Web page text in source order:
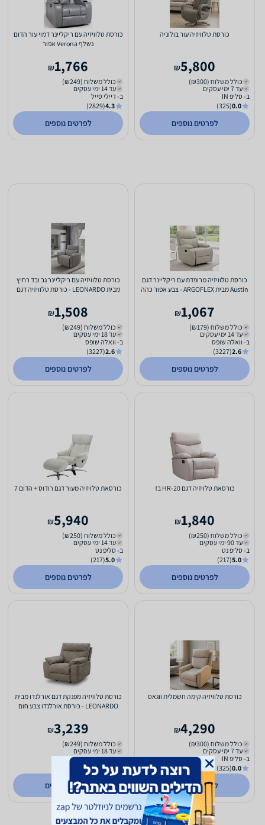
כורסת טלוויזיה עור בולוניה
5,800
₪
כולל משלוח (₪300)
עד 7 ימי עסקים
ב- סליפ IN
0.0
(325)
לפרטים נוספים
כורסת טלוויזיה עם ריקליינר דמוי עור הדום
נשלף Verona אפור
1,766
₪
כולל משלוח (₪249)
עד 14 ימי עסקים
ב- דיילי סייל
4.3
(2829)
לפרטים נוספים
כורסת טלוויזיה מרופדת עם ריקליינר דגם
Austin מבית ARGOFLEX - צבע אפור כהה
1,067
₪
כולל משלוח (₪179)
עד 14 ימי עסקים
ב- וואלה שופס
2.6
(3227)
לפרטים נוספים
כורסת טלוויזיה עם ריקליינר גב ובד רחיץ
מבית LEONARDO - כורסת טלוויזיה דגם
1,508
₪
כולל משלוח (₪249)
עד 18 ימי עסקים
ב- וואלה שופס
2.6
(3227)
לפרטים נוספים
כורסאת טלויזיה דגם HR-20 בז
1,840
₪
כולל משלוח (₪250)
עד 90 ימי עסקים
ב- סליפ נט
5.0
(217)
לפרטים נוספים
כורסאת טלויזיה מעור דגם רודוס + הדום 7
5,940
₪
כולל משלוח (₪250)
עד 14 ימי עסקים
ב- סליפ נט
5.0
(217)
לפרטים נוספים
כורסת טלוויזיה קימה חשמלית ווגאס
4,290
₪
כולל משלוח (₪300)
עד 7 ימי עסקים
ב- סליפ IN
0.0
(325)
לפרטים נוספים
כורסת טלוויזיה מפנקת דגם אורלנדו מבית
LEONARDO - כורסת אורלנדו צבע חום
3,239
₪
כולל משלוח (₪249)
עד 18 ימי עסקים
ב- וואלה שופס
2.6
(3227)
לפרטים נוספים